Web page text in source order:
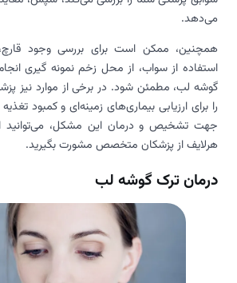
می‌دهد.
همچنین، ممکن است برای بررسی وجود
استفاده از سواب، از محل زخم نمونه‌ گیری
گوشه لب، مطمئن شود. در برخی از موارد نیز
را برای ارزیابی بیماری‌های زمینه‌ای و کمبود
جهت تشخیص و درمان این مشکل، می‌توانید
هرلایف از پزشکان متخصص مشورت بگیرید.
درمان ترک گوشه لب